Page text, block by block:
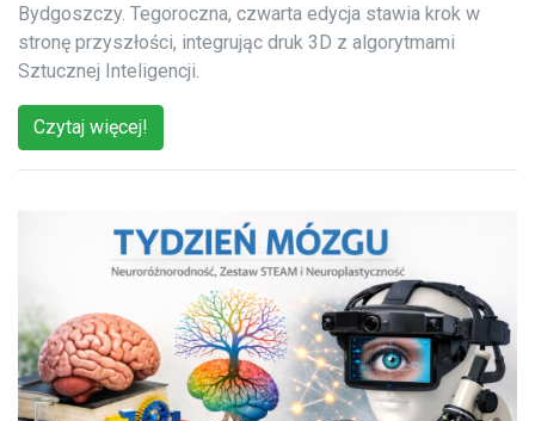
Bydgoszczy. Tegoroczna, czwarta edycja stawia krok w
stronę przyszłości, integrując druk 3D z algorytmami
Sztucznej Inteligencji.
Czytaj więcej!